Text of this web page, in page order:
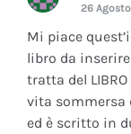
26 Agosto
Mi piace
libro da
tratta del LIBRO
vita sommersa
ed è scritto in